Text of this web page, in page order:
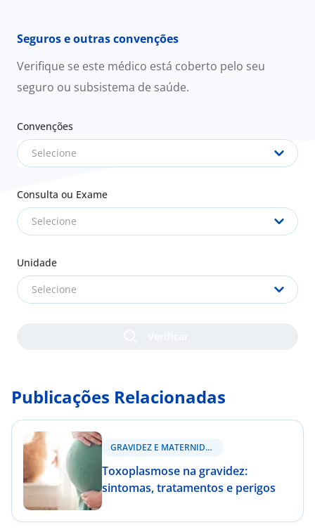
Seguros e outras convenções
Verifique se este médico está coberto pelo seu
seguro ou subsistema de saúde.
Convenções
Selecione
Consulta ou Exame
Selecione
Unidade
Selecione
Publicações Relacionadas
GRAVIDEZ E MATERNIDADE
Toxoplasmose na gravidez:
sintomas, tratamentos e perigos